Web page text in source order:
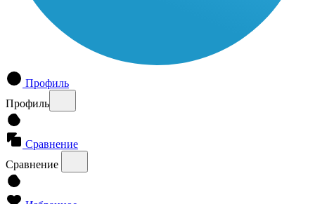
Профиль
Профиль
Сравнение
Сравнение